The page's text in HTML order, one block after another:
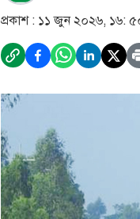
প্রকাশ : ১১ জুন ২০২৬, ১৬: